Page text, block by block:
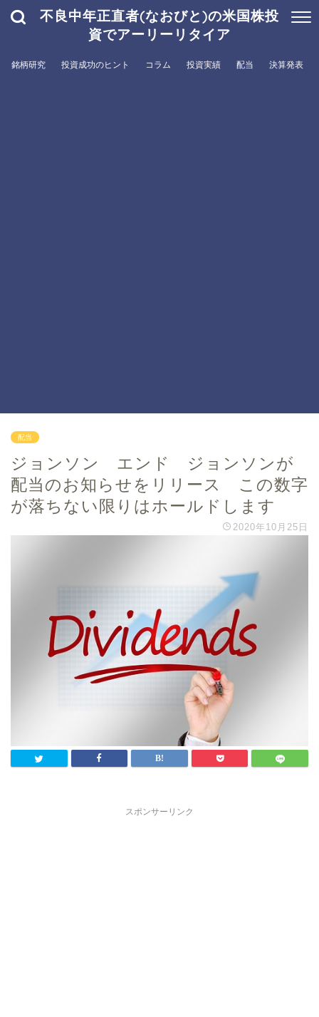
不良中年正直者(なおびと)の米国株投
資でアーリーリタイア
銘柄研究 投資成功のヒント コラム 投資実績 配当 決算発表
配当
ジョンソン エンド ジョンソンが
配当のお知らせをリリース この数字
が落ちない限りはホールドします
2020年10月25日
スポンサーリンク